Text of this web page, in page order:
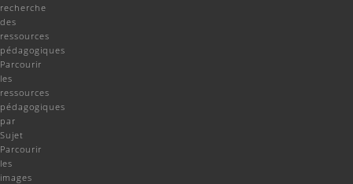
recherche
des
ressources
pédagogiques
Parcourir
les
ressources
pédagogiques
par
Sujet
Parcourir
les
images